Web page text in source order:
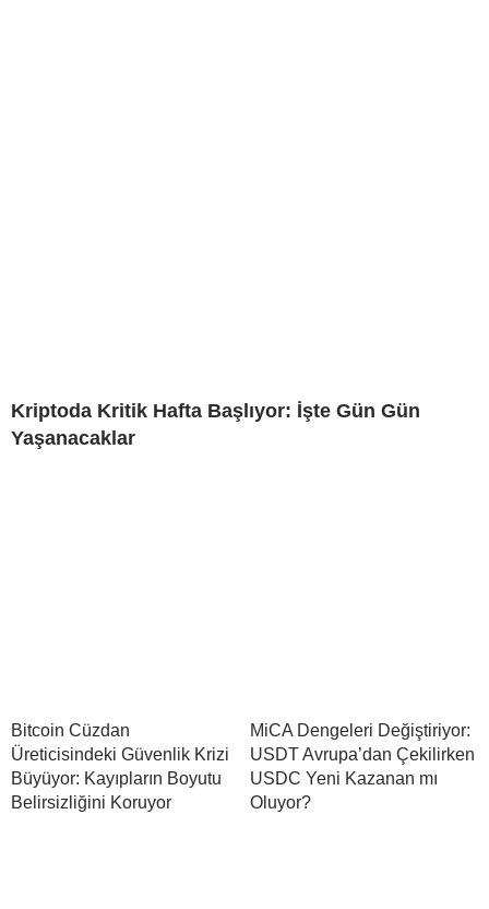
Kriptoda Kritik Hafta Başlıyor: İşte Gün Gün
Yaşanacaklar
Bitcoin Cüzdan
Üreticisindeki Güvenlik Krizi
Büyüyor: Kayıpların Boyutu
Belirsizliğini Koruyor
MiCA Dengeleri Değiştiriyor:
USDT Avrupa’dan Çekilirken
USDC Yeni Kazanan mı
Oluyor?